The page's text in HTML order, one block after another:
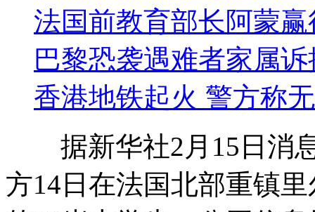
法国前教育部长阿蒙
巴黎恐袭遇难者家属
香港地铁起火 警方称
据新华社2月15日消息
方14日在法国北部重镇